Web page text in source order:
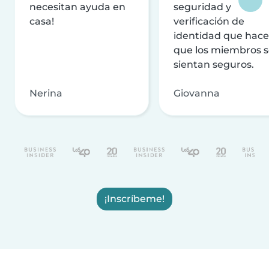
necesitan ayuda en
casa!
Nerina
seguridad y
verificación de
identidad que
que los miembros
sientan seguros.
Giovanna
¡Inscríbeme!